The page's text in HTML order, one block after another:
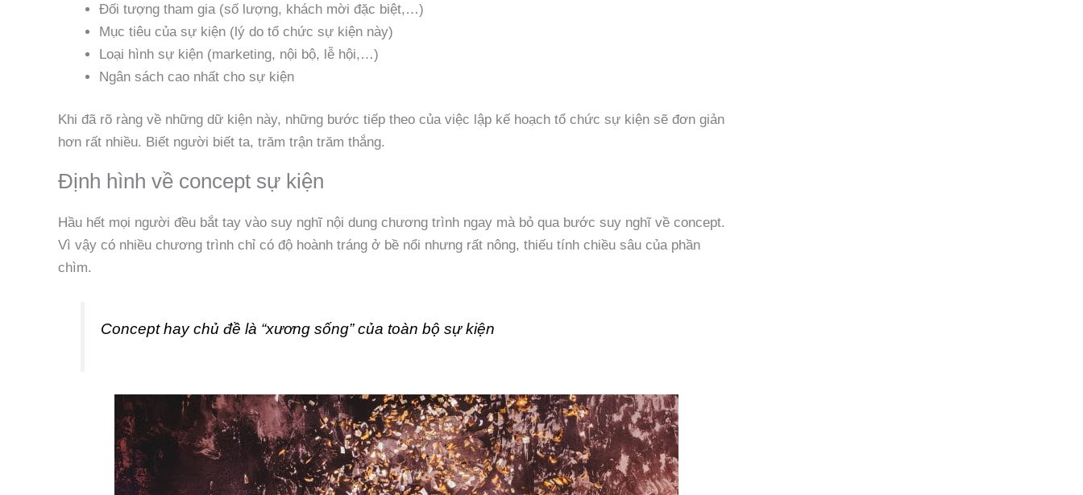
Đối tượng tham gia (số lượng, khách mời đặc biệt,…)
Mục tiêu của sự kiện (lý do tổ chức sự kiện này)
Loại hình sự kiện (marketing, nội bộ, lễ hội,…)
Ngân sách cao nhất cho sự kiện
Khi đã rõ ràng về những dữ kiện này, những bước tiếp theo của việc lập kế hoạch tổ chức sự kiện sẽ đơn giản
hơn rất nhiều. Biết người biết ta, trăm trận trăm thắng.
Định hình về concept sự kiện
Hầu hết mọi người đều bắt tay vào suy nghĩ nội dung chương trình ngay mà bỏ qua bước suy nghĩ về concept.
Vì vậy có nhiều chương trình chỉ có độ hoành tráng ở bề nổi nhưng rất nông, thiếu tính chiều sâu của phần
chìm.
Concept hay chủ đề là “xương sống” của toàn bộ sự kiện